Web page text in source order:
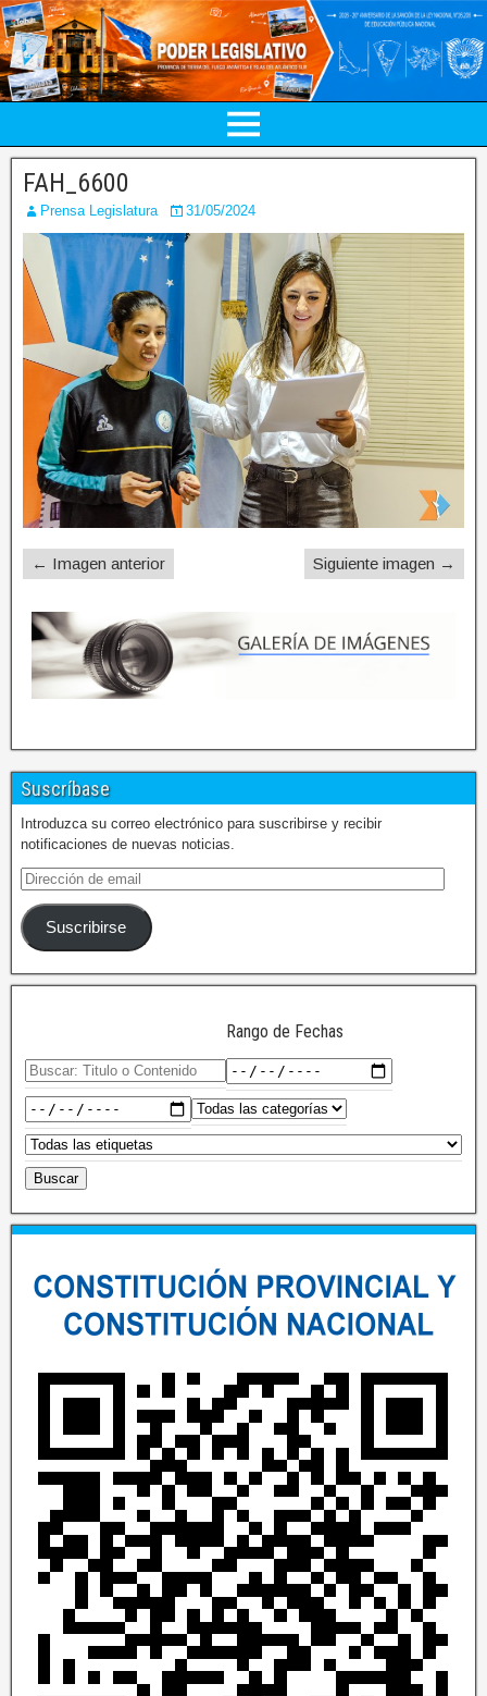
FAH_6600
Prensa Legislatura 31/05/2024
← Imagen anterior Siguiente imagen →
Suscríbase
Introduzca su correo electrónico para suscribirse y recibir
notificaciones de nuevas noticias.
Suscribirse
Rango de Fechas